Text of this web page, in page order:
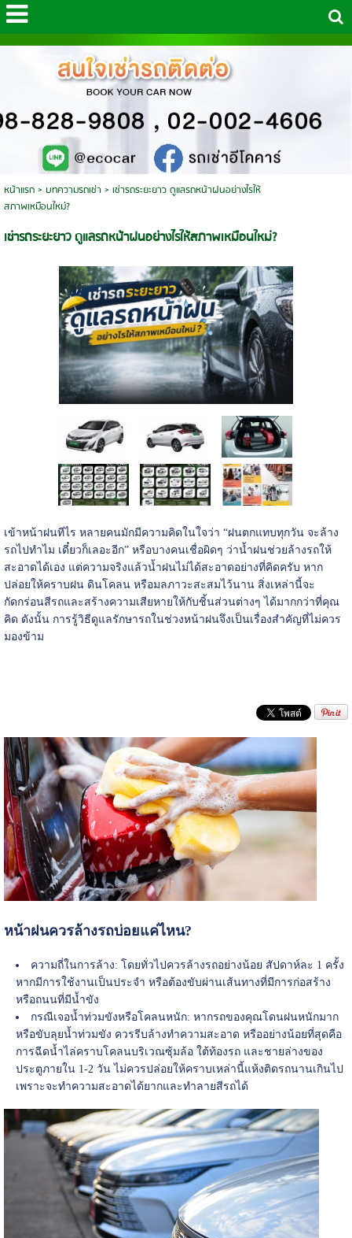
หน้าแรก> บทความรถเช่า > เช่ารถระยะยาว ดูแลรถหน้าฝนอย่างไรให้
สภาพเหมือนใหม่?
เช่ารถระยะยาว ดูแลรถหน้าฝนอย่างไรให้สภาพเหมือนใหม่?
เข้าหน้าฝนทีไร หลายคนมักมีความคิดในใจว่า “ฝนตกแทบทุกวัน จะล้าง
รถไปทำไม เดี๋ยวก็เลอะอีก” หรือบางคนเชื่อผิดๆ ว่าน้ำฝนช่วยล้างรถให้
สะอาดได้เอง แต่ความจริงแล้วน้ำฝนไม่ได้สะอาดอย่างที่คิดครับ หาก
ปล่อยให้คราบฝน ดินโคลน หรือมลภาวะสะสมไว้นาน สิ่งเหล่านี้จะ
กัดกร่อนสีรถและสร้างความเสียหายให้กับชิ้นส่วนต่างๆ ได้มากกว่าที่คุณ
คิด ดังนั้น การรู้วิธีดูแลรักษารถในช่วงหน้าฝนจึงเป็นเรื่องสำคัญที่ไม่ควร
มองข้าม
หน้าฝนควรล้างรถบ่อยแค่ไหน?
ความถี่ในการล้าง: โดยทั่วไปควรล้างรถอย่างน้อย สัปดาห์ละ 1 ครั้ง
หากมีการใช้งานเป็นประจำ หรือต้องขับผ่านเส้นทางที่มีการก่อสร้าง
หรือถนนที่มีน้ำขัง
กรณีเจอน้ำท่วมขังหรือโคลนหนัก: หากรถของคุณโดนฝนหนักมาก
หรือขับลุยน้ำท่วมขัง ควรรีบล้างทำความสะอาด หรืออย่างน้อยที่สุดคือ
การฉีดน้ำไล่คราบโคลนบริเวณซุ้มล้อ ใต้ท้องรถ และชายล่างของ
ประตูภายใน 1-2 วัน ไม่ควรปล่อยให้คราบเหล่านี้แห้งติดรถนานเกินไป
เพราะจะทำความสะอาดได้ยากและทำลายสีรถได้